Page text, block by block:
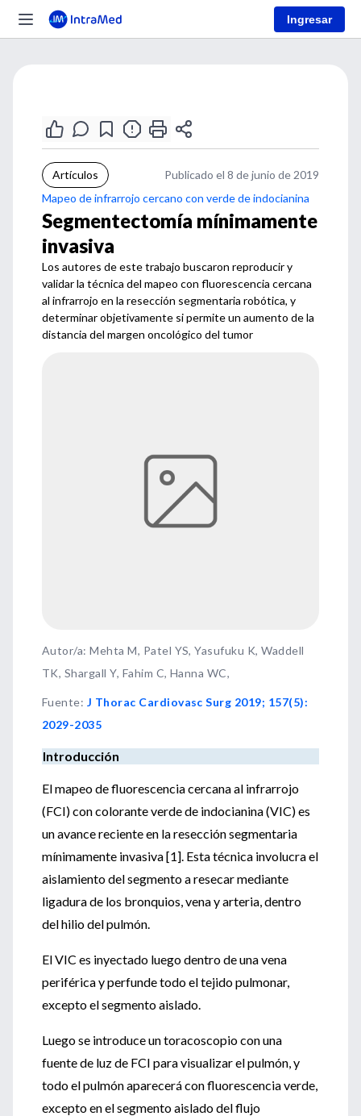
Ingresar
Artículos
Publicado el 8 de junio de 2019
Mapeo de infrarrojo cercano con verde de indocianina
Segmentectomía mínimamente
invasiva
Los autores de este trabajo buscaron reproducir y
validar la técnica del mapeo con fluorescencia cercana
al infrarrojo en la resección segmentaria robótica, y
determinar objetivamente si permite un aumento de la
distancia del margen oncológico del tumor
Autor/a: Mehta M, Patel YS, Yasufuku K, Waddell
TK, Shargall Y, Fahim C, Hanna WC,
Fuente: J Thorac Cardiovasc Surg 2019; 157(5):
2029-2035
Introducción
El mapeo de fluorescencia cercana al infrarrojo
(FCI) con colorante verde de indocianina (VIC) es
un avance reciente en la resección segmentaria
mínimamente invasiva [1]. Esta técnica involucra el
aislamiento del segmento a resecar mediante
ligadura de los bronquios, vena y arteria, dentro
del hilio del pulmón.
El VIC es inyectado luego dentro de una vena
periférica y perfunde todo el tejido pulmonar,
excepto el segmento aislado.
Luego se introduce un toracoscopio con una
fuente de luz de FCI para visualizar el pulmón, y
todo el pulmón aparecerá con fluorescencia verde,
excepto en el segmento aislado del flujo